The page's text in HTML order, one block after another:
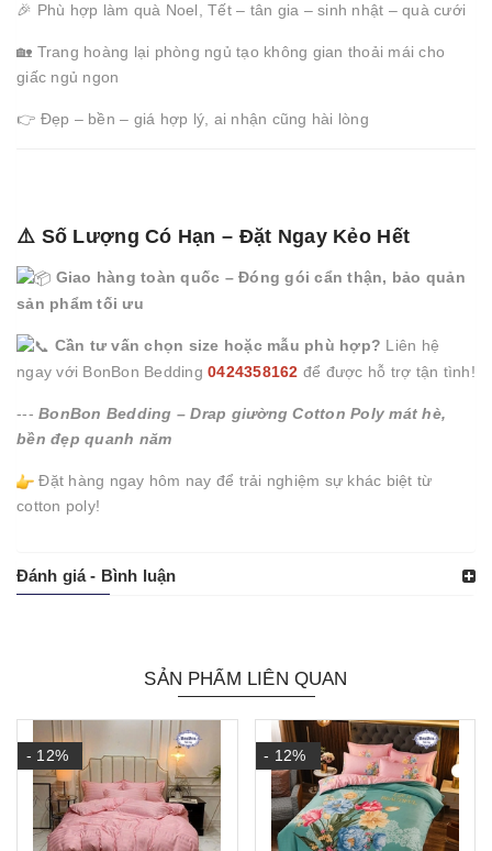
🎉 Phù hợp làm quà Noel, Tết – tân gia – sinh nhật – quà cưới
🏡 Trang hoàng lại phòng ngủ tạo không gian thoải mái cho
giấc ngủ ngon
👉 Đẹp – bền – giá hợp lý, ai nhận cũng hài lòng
⚠️ Số Lượng Có Hạn – Đặt Ngay Kẻo Hết
Giao hàng toàn quốc – Đóng gói cẩn thận, bảo quản
sản phẩm tối ưu
Cần tư vấn chọn size hoặc mẫu phù hợp? Liên hệ
ngay với BonBon Bedding 0424358162 để được hỗ trợ tận tình!
--- BonBon Bedding – Drap giường Cotton Poly mát hè,
bền đẹp quanh năm
Đặt hàng ngay hôm nay để trải nghiệm sự khác biệt từ
cotton poly!
Đánh giá - Bình luận
SẢN PHẨM LIÊN QUAN
- 12% - 12%